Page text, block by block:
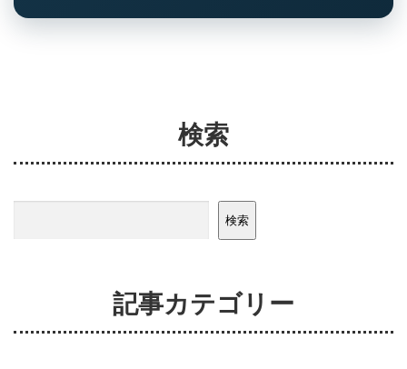
検索
検索
記事カテゴリー